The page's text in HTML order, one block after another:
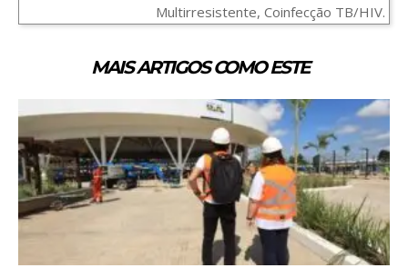
Multirresistente, Coinfecção TB/HIV.
MAIS ARTIGOS COMO ESTE